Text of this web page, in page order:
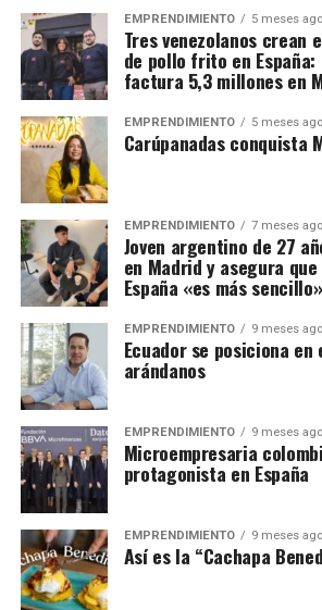
EMPRENDIMIENTO 5 meses ago
Tres venezolanos crean
de pollo frito en España:
factura 5,3 millones en
EMPRENDIMIENTO 5 meses ago
Carúpanadas conquista
EMPRENDIMIENTO 7 meses ago
Joven argentino de 27
en Madrid y asegura
España «es más
EMPRENDIMIENTO 9 meses ago
Ecuador se posiciona
arándanos
EMPRENDIMIENTO 9 meses ago
Microempresaria
protagonista en España
EMPRENDIMIENTO 9 meses ago
Así es la “Cachapa